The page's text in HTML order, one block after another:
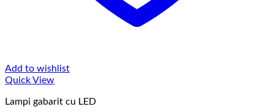
Add to wishlist
Quick View
Lampi gabarit cu LED